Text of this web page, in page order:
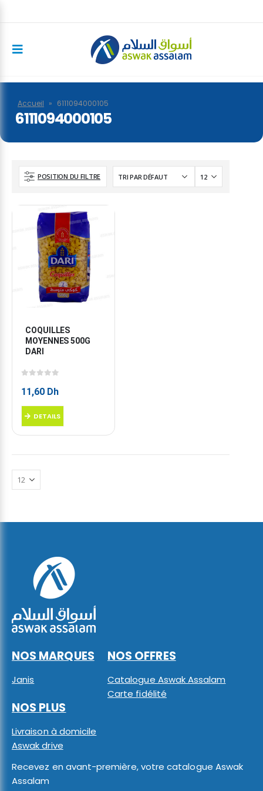
Accueil » 6111094000105
6111094000105
POSITION DU FILTRE
COQUILLES
MOYENNES 500G
DARI
11,60 Dh
DETAILS
NOS MARQUES
Janis
NOS OFFRES
Catalogue Aswak Assalam
Carte fidélité
NOS PLUS
Livraison à domicile
Aswak drive
Recevez en avant-première, votre catalogue Aswak
Assalam